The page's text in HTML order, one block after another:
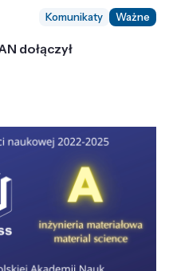
Komunikaty Ważne
dołączył